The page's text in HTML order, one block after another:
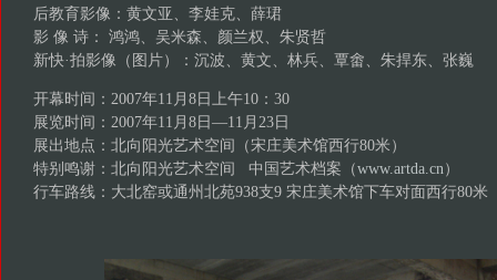
后教育影像：黄文亚、李娃克、薛珺
影 像 诗： 鸿鸿、吴米森、颜兰权、朱贤哲
新快·拍影像（图片）：沉波、黄文、林兵、覃畬、朱捍东、张巍
开幕时间：2007年11月8日上午10：30
展览时间：2007年11月8日—11月23日
展出地点：北向阳光艺术空间（宋庄美术馆西行80米）
特别鸣谢：北向阳光艺术空间 中国艺术档案（www.artda.cn）
行车路线：大北窑或通州北苑938支9 宋庄美术馆下车对面西行80米